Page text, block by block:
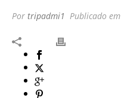
Por tripadmi1 Publicado em